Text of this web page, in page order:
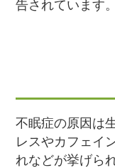
告されています。
不眠症の原因は
レスやカフェイ
れなどが挙げら